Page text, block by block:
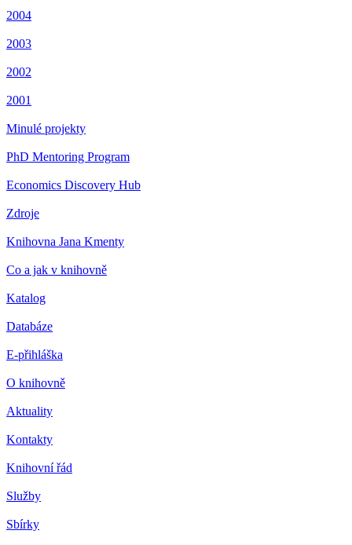
2004
2003
2002
2001
Minulé projekty
PhD Mentoring Program
Economics Discovery Hub
Zdroje
Knihovna Jana Kmenty
Co a jak v knihovně
Katalog
Databáze
E-přihláška
O knihovně
Aktuality
Kontakty
Knihovní řád
Služby
Sbírky